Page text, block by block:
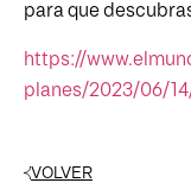
para que
https://
planes/2023/06/
VOLVER